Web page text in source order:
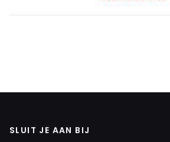
SLUIT JE AAN BIJ